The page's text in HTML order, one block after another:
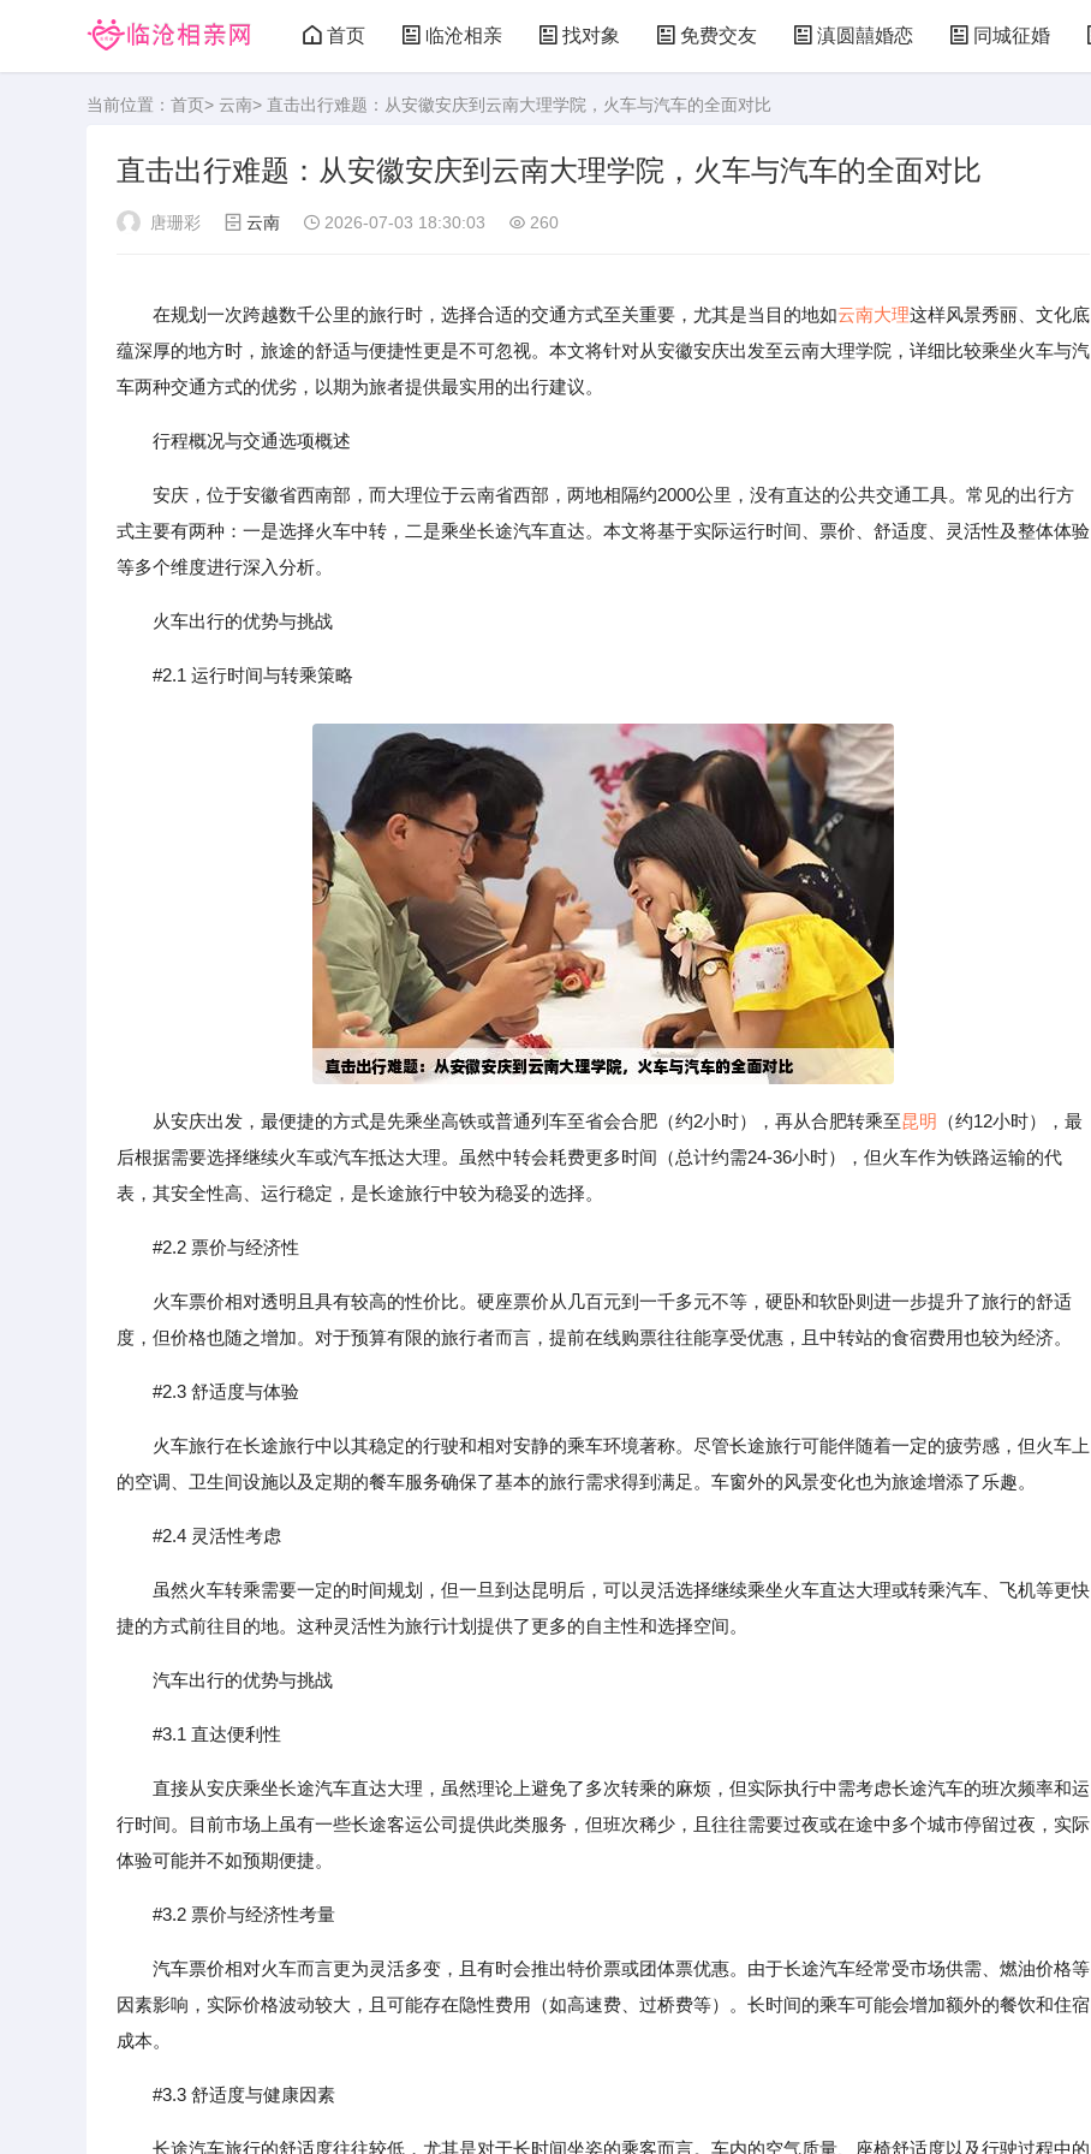
首页 临沧相亲 找对象 免费交友 滇圆囍婚恋 同城征婚
当前位置： 首页> 云南> 直击出行难题：从安徽安庆到云南大理学院，火车与汽车的全面对比
直击出行难题：从安徽安庆到云南大理学院，火车与汽车的全面对比
唐珊彩 云南 2026-07-03 18:30:03 260
在规划一次跨越数千公里的旅行时，选择合适的交通方式至关重要，尤其是当目的地如云南大理这样风景秀丽、文化底
蕴深厚的地方时，旅途的舒适与便捷性更是不可忽视。本文将针对从安徽安庆出发至云南大理学院，详细比较乘坐火车与汽
车两种交通方式的优劣，以期为旅者提供最实用的出行建议。
行程概况与交通选项概述
安庆，位于安徽省西南部，而大理位于云南省西部，两地相隔约2000公里，没有直达的公共交通工具。常见的出行方
式主要有两种：一是选择火车中转，二是乘坐长途汽车直达。本文将基于实际运行时间、票价、舒适度、灵活性及整体体验
等多个维度进行深入分析。
火车出行的优势与挑战
#2.1 运行时间与转乘策略
从安庆出发，最便捷的方式是先乘坐高铁或普通列车至省会合肥（约2小时），再从合肥转乘至昆明
（约12小时），最
后根据需要选择继续火车或汽车抵达大理。虽然中转会耗费更多时间（总计约需24-36小时），但火车作为铁路运输的代
表，其安全性高、运行稳定，是长途旅行中较为稳妥的选择。
#2.2 票价与经济性
火车票价相对透明且具有较高的性价比。硬座票价从几百元到一千多元不等，硬卧和软卧则进一步提升了旅行的舒适
度，但价格也随之增加。对于预算有限的旅行者而言，提前在线购票往往能享受优惠，且中转站的食宿费用也较为经济。
#2.3 舒适度与体验
火车旅行在长途旅行中以其稳定的行驶和相对安静的乘车环境著称。尽管长途旅行可能伴随着一定的疲劳感，但火车上
的空调、卫生间设施以及定期的餐车服务确保了基本的旅行需求得到满足。车窗外的风景变化也为旅途增添了乐趣。
#2.4 灵活性考虑
虽然火车转乘需要一定的时间规划，但一旦到达昆明后，可以灵活选择继续乘坐火车直达大理或转乘汽车、飞机等更快
捷的方式前往目的地。这种灵活性为旅行计划提供了更多的自主性和选择空间。
汽车出行的优势与挑战
#3.1 直达便利性
直接从安庆乘坐长途汽车直达大理，虽然理论上避免了多次转乘的麻烦，但实际执行中需考虑长途汽车的班次频率和运
行时间。目前市场上虽有一些长途客运公司提供此类服务，但班次稀少，且往往需要过夜或在途中多个城市停留过夜，实际
体验可能并不如预期便捷。
#3.2 票价与经济性考量
汽车票价相对火车而言更为灵活多变，且有时会推出特价票或团体票优惠。由于长途汽车经常受市场供需、燃油价格等
因素影响，实际价格波动较大，且可能存在隐性费用（如高速费、过桥费等）。长时间的乘车可能会增加额外的餐饮和住宿
成本。
#3.3 舒适度与健康因素
长途汽车旅行的舒适度往往较低，尤其是对于长时间坐姿的乘客而言。车内的空气质量、座椅舒适度以及行驶过程中的